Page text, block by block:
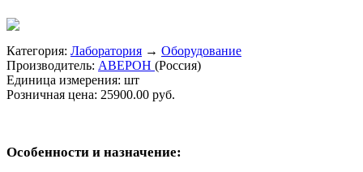
Категория: Лаборатория → Оборудование
Производитель: АВЕРОН (Россия)
Единица измерения: шт
Розничная цена: 25900.00 руб.
Особенности и назначение: